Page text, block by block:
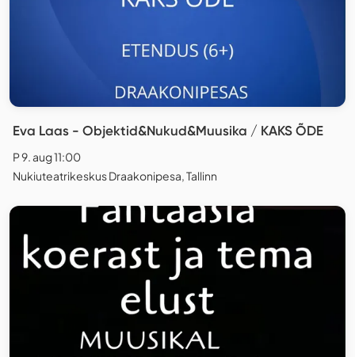
Eva Laas - Objektid&Nukud&Muusika / KAKS ÕDE
P 9. aug 11:00
Nukiuteatrikeskus Draakonipesa, Tallinn